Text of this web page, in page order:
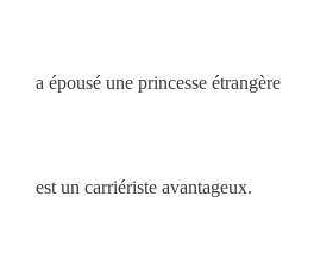
a épousé une princesse étrangère
est un carriériste avantageux.